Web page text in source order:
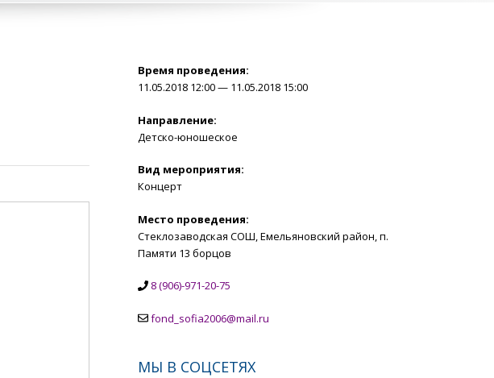
Время проведения:
11.05.2018 12:00 — 11.05.2018 15:00
Направление:
Детско-юношеское
Вид мероприятия:
Концерт
Место проведения:
Стеклозаводская СОШ, Емельяновский район, п.
Памяти 13 борцов
8 (906)-971-20-75
fond_sofia2006@mail.ru
МЫ В СОЦСЕТЯХ